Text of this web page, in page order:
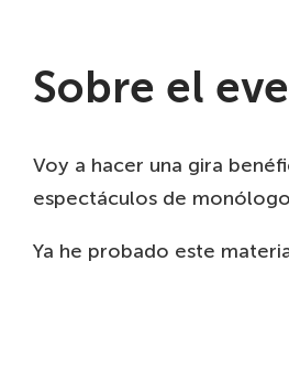
Sobre el
Voy a hacer una gira
espectáculos de
Ya he probado este